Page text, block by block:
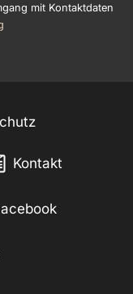
mit Kontaktdaten
Kontakt